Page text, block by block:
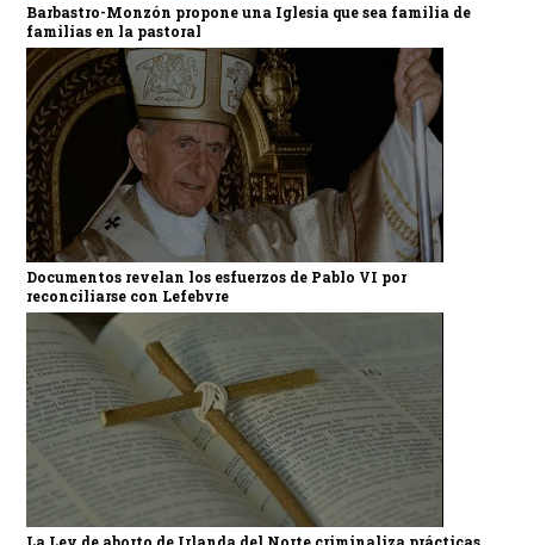
Barbastro-Monzón propone una Iglesia que sea familia de
familias en la pastoral
Documentos revelan los esfuerzos de Pablo VI por
reconciliarse con Lefebvre
La Ley de aborto de Irlanda del Norte criminaliza prácticas